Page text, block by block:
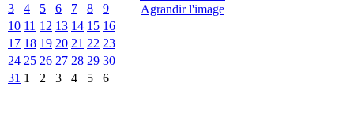
3
4 5 6 7 8
9
10 11 12 13 14 15 16
17 18 19 20 21 22 23
24 25 26 27 28 29 30
31 1 2 3 4 5 6
Agrandir l'image